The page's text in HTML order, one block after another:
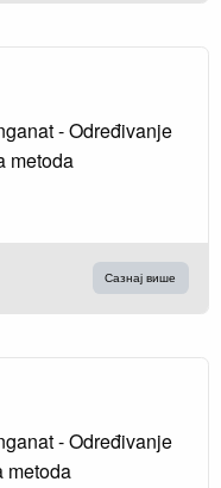
- Određivanje
metoda
Сазнај више
- Određivanje
metoda